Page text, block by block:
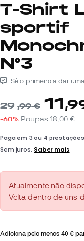
T-Shirt Le coq
sportif
N°3
Sê o primeiro a dar
29,99 € 11,
-60% Poupas 18,00 €
Atualmente não
Volta dentro de uns
Adiciona pelo menos 40 €